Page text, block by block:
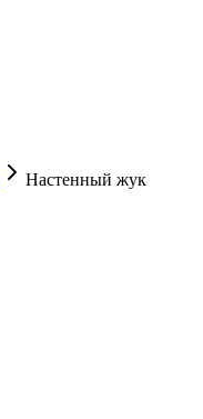
Настенный жук